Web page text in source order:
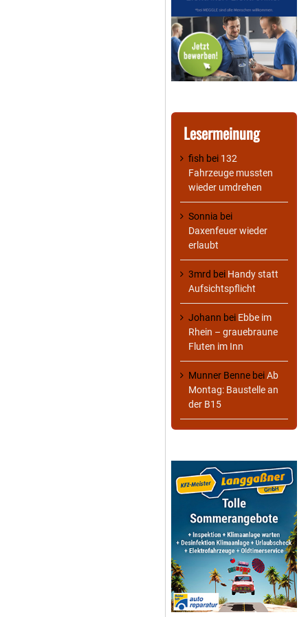
Lesermeinung
fish bei 132
Fahrzeuge mussten
wieder umdrehen
Sonnia bei
Daxenfeuer wieder
erlaubt
3mrd bei Handy statt
Aufsichtspflicht
Johann bei Ebbe im
Rhein – grauebraune
Fluten im Inn
Munner Benne beiAb
Montag: Baustelle an
der B15